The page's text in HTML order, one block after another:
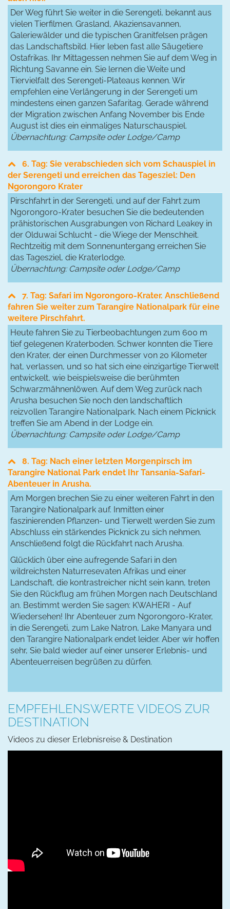
Der Weg führt Sie weiter in die Serengeti, bekannt aus
vielen Tierfilmen. Grasland, Akaziensavannen,
Galeriewälder und die typischen Granitfelsen prägen
das Landschaftsbild. Hier leben fast alle Säugetiere
Ostafrikas. Ihr Mittagessen nehmen Sie auf dem Weg in
Richtung Savanne ein. Sie lernen die Weite und
Tiervielfalt des Serengeti-Plateaus kennen. Wir
empfehlen eine Verlängerung in der Serengeti um
mindestens einen ganzen Safaritag. Gerade während
der Migration zwischen Anfang November bis Ende
August ist dies ein einmaliges Naturschauspiel.
Übernachtung: Campsite oder Lodge/Camp
6. Tag: Sie verabschieden sich vom Schauspiel in
der Serengeti und erreichen das Tagesziel: Den
Ngorongoro Krater
Pirschfahrt in der Serengeti, und auf der Fahrt zum
Ngorongoro-Krater besuchen Sie die bedeutenden
prähistorischen Ausgrabungen von Richard Leakey in
der Olduwai Schlucht - die Wiege der Menschheit.
Rechtzeitig mit dem Sonnenuntergang erreichen Sie
das Tagesziel, die Kraterlodge.
Übernachtung: Campsite oder Lodge/Camp
7. Tag: Safari im Ngorongoro-Krater. Anschließend
fahren Sie weiter zum Tarangire Nationalpark für eine
weitere Pirschfahrt.
Heute fahren Sie zu Tierbeobachtungen zum 600 m
tief gelegenen Kraterboden. Schwer konnten die Tiere
den Krater, der einen Durchmesser von 20 Kilometer
hat, verlassen, und so hat sich eine einzigartige Tierwelt
entwickelt, wie beispielsweise die berühmten
Schwarzmähnenlöwen. Auf dem Weg zurück nach
Arusha besuchen Sie noch den landschaftlich
reizvollen Tarangire Nationalpark. Nach einem Picknick
treffen Sie am Abend in der Lodge ein.
Übernachtung: Campsite oder Lodge/Camp
8. Tag: Nach einer letzten Morgenpirsch im
Tarangire National Park endet Ihr Tansania-Safari-
Abenteuer in Arusha.
Am Morgen brechen Sie zu einer weiteren Fahrt in den
Tarangire Nationalpark auf. Inmitten einer
faszinierenden Pflanzen- und Tierwelt werden Sie zum
Abschluss ein stärkendes Picknick zu sich nehmen.
Anschließend folgt die Rückfahrt nach Arusha.
Glücklich über eine aufregende Safari in den
wildreichsten Naturresevaten Afrikas und einer
Landschaft, die kontrastreicher nicht sein kann, treten
Sie den Rückflug am frühen Morgen nach Deutschland
an. Bestimmt werden Sie sagen: KWAHERI - Auf
Wiedersehen! Ihr Abenteuer zum Ngorongoro-Krater,
in die Serengeti, zum Lake Natron, Lake Manyara und
den Tarangire Nationalpark endet leider. Aber wir hoffen
sehr, Sie bald wieder auf einer unserer Erlebnis- und
Abenteuerreisen begrüßen zu dürfen.
EMPFEHLENSWERTE VIDEOS ZUR
DESTINATION
Videos zu dieser Erlebnisreise & Destination